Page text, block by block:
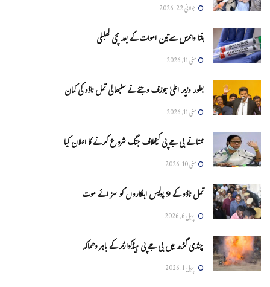
جولائی 22, 2026
ہنتا وائرس سےتین اموات کے بعد مچی کھلبلی
مئی 11, 2026
بطور وزیر اعلیٰ جوزف وجئے نے سنبھالی تمل ناڈو کی کمان
مئی 11, 2026
ممتا نے بی جے پی کیخلاف جنگ شروع کرنے کا اعلان کیا
مئی 10, 2026
تمل ناڈو کے 9 پولیس اہلکاروں کو سزائے موت
اپریل 6, 2026
چنڈی گڑھ میں بی جے پی ہیڈکوارٹر کے باہر دھماکہ
اپریل 1, 2026